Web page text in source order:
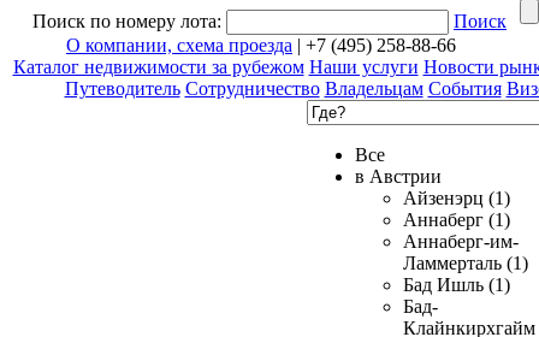
Поиск по номеру лота:
Поиск
О компании, схема проезда | +7 (495) 258-88-66
Каталог недвижимости за рубежом Наши услуги Новости
Путеводитель Сотрудничество Владельцам События
Все
в Австрии
Айзенэрц (1)
Аннаберг (1)
Аннаберг-им-
Ламмерталь (1)
Бад Ишль (1)
Бад-
Клайнкирхгайм